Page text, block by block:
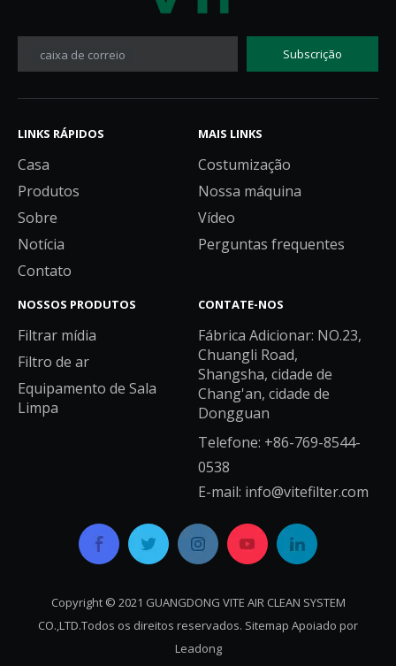
caixa de correio Subscrição
LINKS RÁPIDOS
Casa
Produtos
Sobre
Notícia
Contato
MAIS LINKS
Costumização
Nossa máquina
Vídeo
Perguntas frequentes
NOSSOS PRODUTOS
Filtrar mídia
Filtro de ar
Equipamento de Sala
Limpa
CONTATE-NOS
Fábrica Adicionar: NO.23,
Chuangli Road,
Shangsha, cidade de
Chang'an, cidade de
Dongguan
Telefone: +86-769-8544-
0538
E-mail: info@vitefilter.com
Copyright © 2021 GUANGDONG VITE AIR CLEAN SYSTEM
CO.,LTD.Todos os direitos reservados. Sitemap Apoiado por
Leadong